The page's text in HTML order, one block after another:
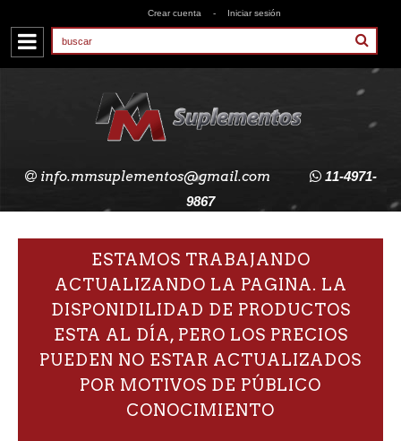
Crear cuenta - Iniciar sesión
info.mmsuplementos@gmail.com
11-4971-
9867
ESTAMOS TRABAJANDO
ACTUALIZANDO LA PAGINA. LA
DISPONIDILIDAD DE PRODUCTOS
ESTA AL DÍA, PERO LOS PRECIOS
PUEDEN NO ESTAR ACTUALIZADOS
POR MOTIVOS DE PÚBLICO
CONOCIMIENTO